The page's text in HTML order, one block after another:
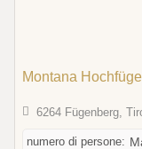
Montana
6264 Fügenberg,
numero di persone: